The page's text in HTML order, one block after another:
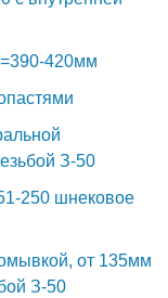
420мм
З-50
250 шнековое
от 135мм
З-50